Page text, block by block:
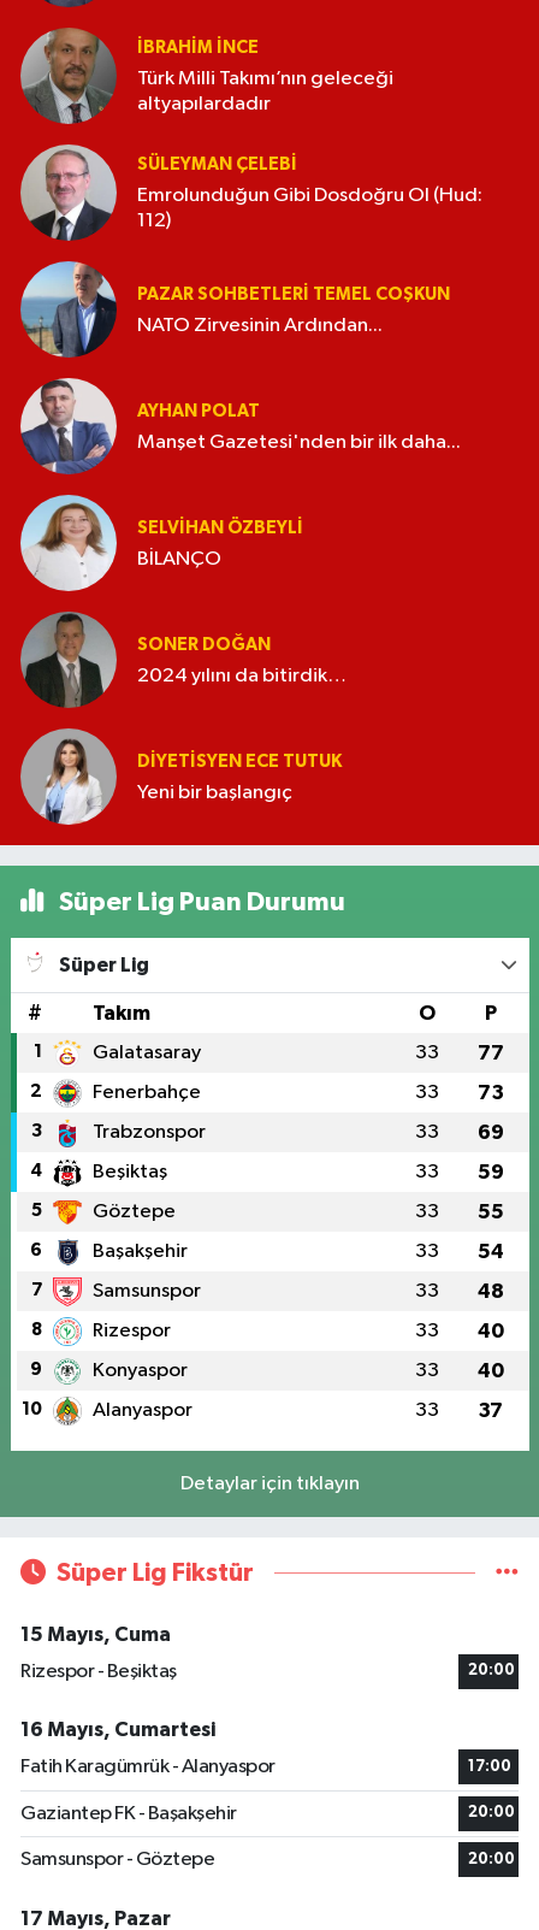
İBRAHIM İNCE
Türk Milli Takımı’nın geleceği
altyapılardadır
SÜLEYMAN ÇELEBI
Emrolunduğun Gibi Dosdoğru Ol (Hud:
112)
PAZAR SOHBETLERI TEMEL COŞKUN
NATO Zirvesinin Ardından...
AYHAN POLAT
Manşet Gazetesi'nden bir ilk daha...
SELVIHAN ÖZBEYLI
BİLANÇO
SONER DOĞAN
2024 yılını da bitirdik…
DIYETISYEN ECE TUTUK
Yeni bir başlangıç
Süper Lig Puan Durumu
Süper Lig
# Takım O P
1 Galatasaray 33 77
2 Fenerbahçe 33 73
3 Trabzonspor 33 69
4 Beşiktaş 33 59
5 Göztepe 33 55
6 Başakşehir 33 54
7 Samsunspor 33 48
8 Rizespor 33 40
9 Konyaspor 33 40
10 Alanyaspor 33 37
Detaylar için tıklayın
Süper Lig Fikstür
15 Mayıs, Cuma
Rizespor - Beşiktaş
20:00
16 Mayıs, Cumartesi
Fatih Karagümrük - Alanyaspor
17:00
Gaziantep FK - Başakşehir 20:00
Samsunspor - Göztepe 20:00
17 Mayıs, Pazar